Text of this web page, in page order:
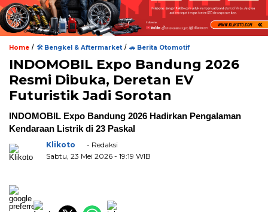
Home / 🛠️ Bengkel & Aftermarket/ 🚗 Berita Otomotif
INDOMOBIL Expo Bandung 2026
Resmi Dibuka, Deretan EV
Futuristik Jadi Sorotan
INDOMOBIL Expo Bandung 2026 Hadirkan Pengalaman
Kendaraan Listrik di 23 Paskal
Klikoto
- Redaksi
Sabtu, 23 Mei 2026 - 19:19 WIB